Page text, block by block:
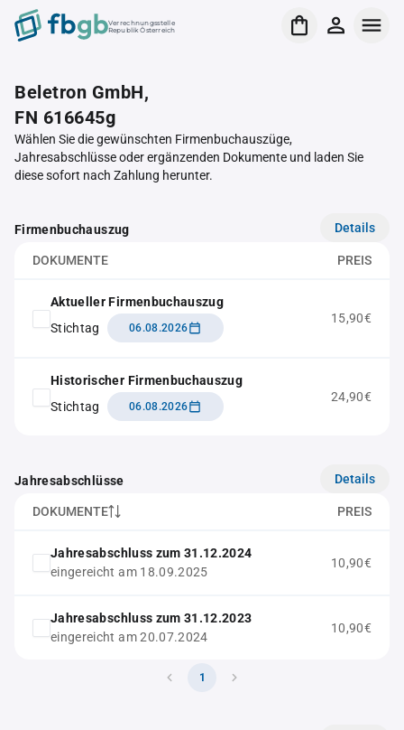
Verrechnungsstelle
Republik Österreich
Beletron GmbH,
FN 616645g
Wählen Sie die gewünschten Firmenbuchauszüge,
Jahresabschlüsse oder ergänzenden Dokumente und laden Sie
diese sofort nach Zahlung herunter.
Firmenbuchauszug Details
DOKUMENTE PREIS
Aktueller Firmenbuchauszug
Stichtag
06.08.2026
15,90€
Historischer Firmenbuchauszug
Stichtag
06.08.2026
24,90€
Jahresabschlüsse Details
DOKUMENTE PREIS
Jahresabschluss zum 31.12.2024
eingereicht am 18.09.2025
10,90€
Jahresabschluss zum 31.12.2023
eingereicht am 20.07.2024
10,90€
1